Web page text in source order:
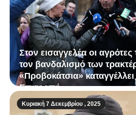
Στον εισαγγελέα οι αγρότες
τον βανδαλισμό των
«Προβοκάτσια» καταγγέλλει
Επιτροπή
Κυριακή 7 Δεκεμβρίου , 2025